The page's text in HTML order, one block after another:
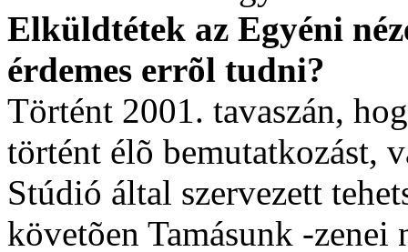
Elküldtétek az Egyéni
érdemes errõl tudni?
Történt 2001. tavaszán,
történt élõ bemutatkozást,
Stúdió által szervezett
követõen Tamásunk -